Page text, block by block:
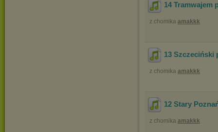
14 Tramwajem
z chomika amakkk
13 Szczeciński
z chomika amakkk
12 Stary
z chomika amakkk